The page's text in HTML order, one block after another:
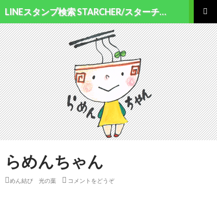
LINEスタンプ検索 STARCHER/スターチャー
メインメ
ニュー
らめんちゃん
めん結び 光の葉 コメントをどうぞ